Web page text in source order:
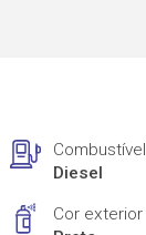
Combustível
Diesel
Cor exterior